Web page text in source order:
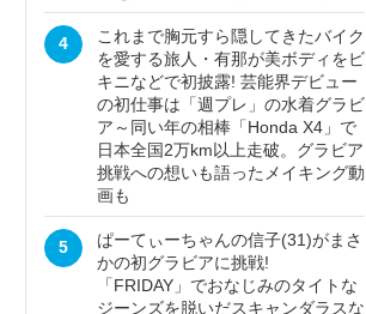
4
これまで胸元すら隠してきたバイク
を愛する旅人・有那が美ボディをビ
キニなどで初披露! 芸能界デビュー
の初仕事は「週プレ」の水着グラビ
ア～同い年の相棒「Honda X4」で
日本全国2万km以上走破。グラビア
挑戦への想いも語ったメイキング動
画も
5
ぱーてぃーちゃんの信子(31)がまさ
かの初グラビアに挑戦!
「FRIDAY」でおなじみのタイトな
ジーンズを脱いだスキャンダラスな